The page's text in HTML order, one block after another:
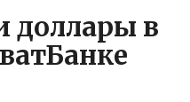
доллары в